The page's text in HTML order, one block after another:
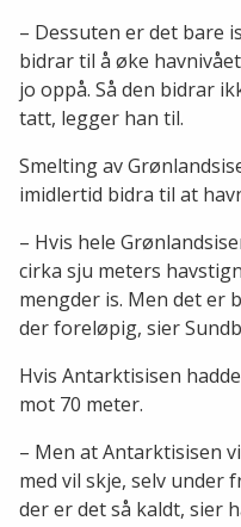
– Dessuten er det bare
bidrar til å øke
jo oppå. Så den bidrar
tatt, legger han til.
Smelting av
imidlertid bidra til at
– Hvis hele
cirka sju meters
mengder is. Men det er
der foreløpig, sier
Hvis Antarktisisen
mot 70 meter.
– Men at Antarktisisen
med vil skje, selv under
der er det så kaldt, sier